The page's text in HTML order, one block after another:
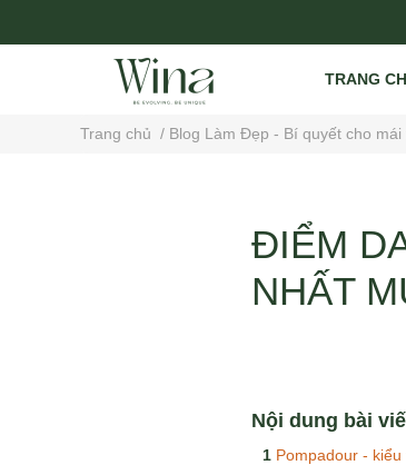
TRANG
Trang chủ / Blog Làm Đẹp - Bí quyết cho mái
ĐIỂM
NHẤT
Nội dung bài
Pompadour -